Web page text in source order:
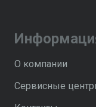
О компании
Сервисные